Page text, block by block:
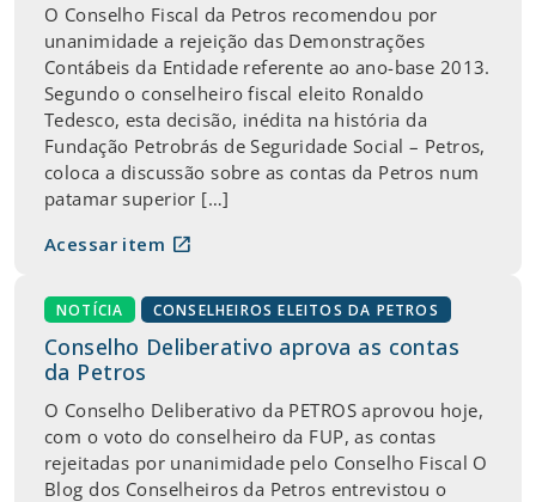
O Conselho Fiscal da Petros recomendou por
unanimidade a rejeição das Demonstrações
Contábeis da Entidade referente ao ano-base 2013.
Segundo o conselheiro fiscal eleito Ronaldo
Tedesco, esta decisão, inédita na história da
Fundação Petrobrás de Seguridade Social – Petros,
coloca a discussão sobre as contas da Petros num
patamar superior […]
Acessar item open_in_new
NOTÍCIA CONSELHEIROS ELEITOS DA PETROS
Conselho Deliberativo aprova as contas
da Petros
O Conselho Deliberativo da PETROS aprovou hoje,
com o voto do conselheiro da FUP, as contas
rejeitadas por unanimidade pelo Conselho Fiscal O
Blog dos Conselheiros da Petros entrevistou o